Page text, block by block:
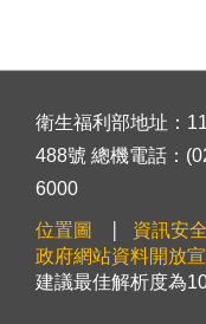
衛生福利部地址：
488號 總機電話：
6000
位置圖 資訊安全
政府網站資料開放
建議最佳解析度為